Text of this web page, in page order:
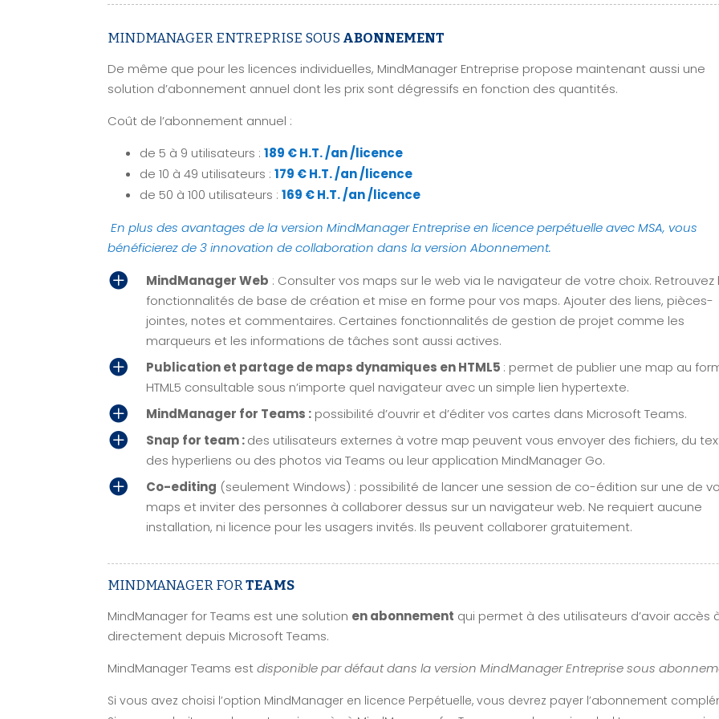
MINDMANAGER ENTREPRISE SOUS ABONNEMENT
De même que pour les licences individuelles, MindManager Entreprise propose maintenant aussi une
solution d’abonnement annuel dont les prix sont dégressifs en fonction des quantités.
Coût de l’abonnement annuel :
de 5 à 9 utilisateurs :189 € H.T. /an /licence
de 10 à 49 utilisateurs :179 € H.T. /an /licence
de 50 à 100 utilisateurs :169 € H.T. /an /licence
En plus des avantages de la version MindManager Entreprise en licence perpétuelle avec MSA, vous
bénéficierez de 3 innovation de collaboration dans la version Abonnement.
 MindManager Web : Consulter vos maps sur le web via le navigateur de votre choix. Retrouvez
fonctionnalités de base de création et mise en forme pour vos maps. Ajouter des liens, pièces-
jointes, notes et commentaires. Certaines fonctionnalités de gestion de projet comme les
marqueurs et les informations de tâches sont aussi actives.
 Publication et partage de maps dynamiques en HTML5 : permet de publier une map au
HTML5 consultable sous n’importe quel navigateur avec un simple lien hypertexte.
 MindManager for Teams :possibilité d’ouvrir et d’éditer vos cartes dans Microsoft Teams.
 Snap for team :des utilisateurs externes à votre map peuvent vous envoyer des fichiers, du
des hyperliens ou des photos via Teams ou leur application MindManager Go.
 Co-editing (seulement Windows) : possibilité de lancer une session de co-édition sur une de
maps et inviter des personnes à collaborer dessus sur un navigateur web. Ne requiert aucune
installation, ni licence pour les usagers invités. Ils peuvent collaborer gratuitement.
MINDMANAGER FORTEAMS
MindManager for Teams est une solution en abonnement qui permet à des utilisateurs d’avoir accès
directement depuis Microsoft Teams.
MindManager Teams estdisponible par défaut dans la version MindManager Entreprise sous
Si vous avez choisi l’option MindManager en licence Perpétuelle, vous devrez payer l’abonnement